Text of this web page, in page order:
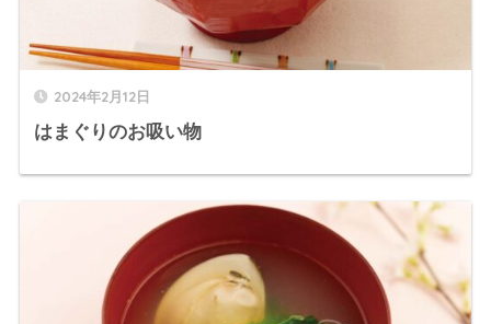
2024年2月12日
はまぐりのお吸い物